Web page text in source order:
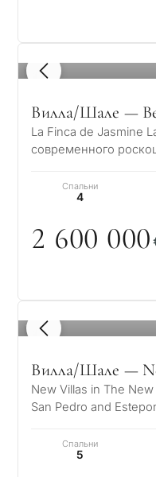
1 / 8
Вилла/Шале —
La Finca de Jasmine
современного
треугольнике
Спальни
4
2 600 000
1 / 8
Вилла/Шале —
New Villas in The
San Pedro and
Спальни
5